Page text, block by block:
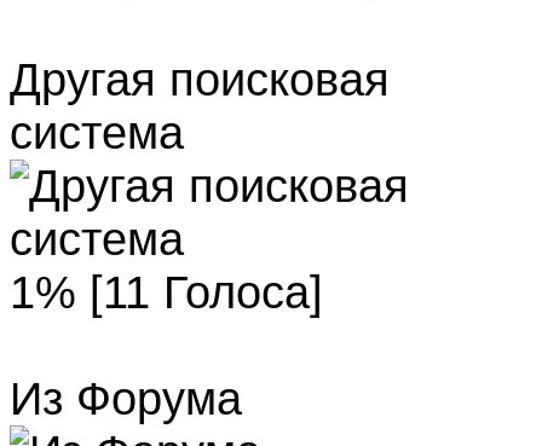
Другая поисковая
система
1% [11 Голоса]
Из Форума